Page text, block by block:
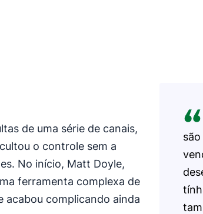
de uma série de canais,
o controle sem a
No início, Matt Doyle,
ferramenta complexa de
acabou complicando ainda